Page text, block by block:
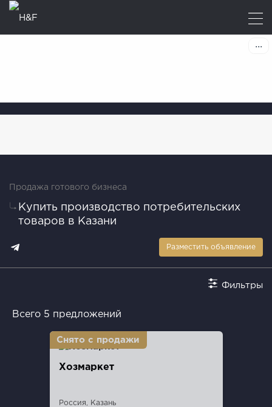
Продажа готового бизнеса
Купить производство потребительских
товаров в Казани
Разместить объявление
Фильтры
Всего 5 предложений
Хозмаркет
Россия, Казань